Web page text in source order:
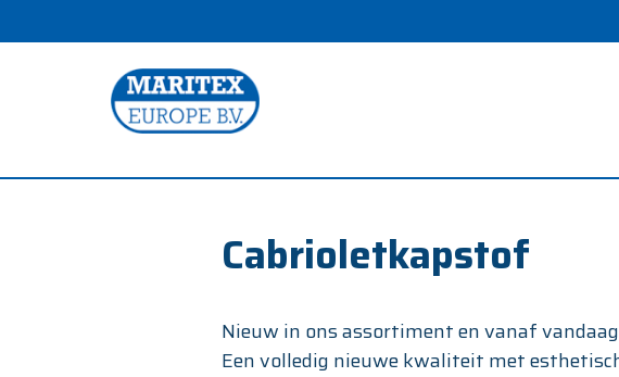
Cabrioletkapstof
Nieuw in ons assortiment en vanaf
Een volledig nieuwe kwaliteit met